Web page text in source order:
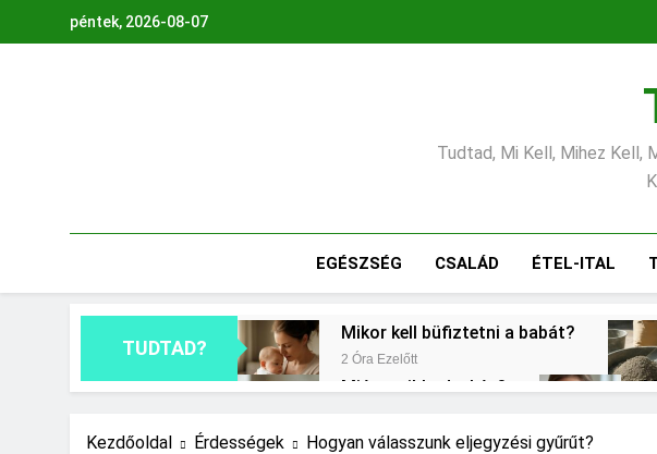
péntek, 2026-08-07
Tudtad, Mi Kell, Mihez Kell,
EGÉSZSÉG CSALÁD ÉTEL-ITAL
TUDTAD?
Mikor kell büfiztetni a babát?
2 Óra Ezelőtt
Miért zsibbad a kéz?
Mennyi a végkielégítés?
Kezdőoldal Érdességek Hogyan válasszunk eljegyzési gyűrűt?